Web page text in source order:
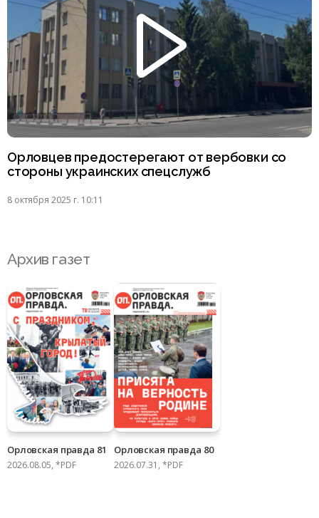
Орловцев предостерегают от вербовки со
стороны украинских спецслужб
8 октября 2025 г. 10:11
Архив газет
Орловская правда 81
2026.08.05, *PDF
Орловская правда 80
2026.07.31, *PDF